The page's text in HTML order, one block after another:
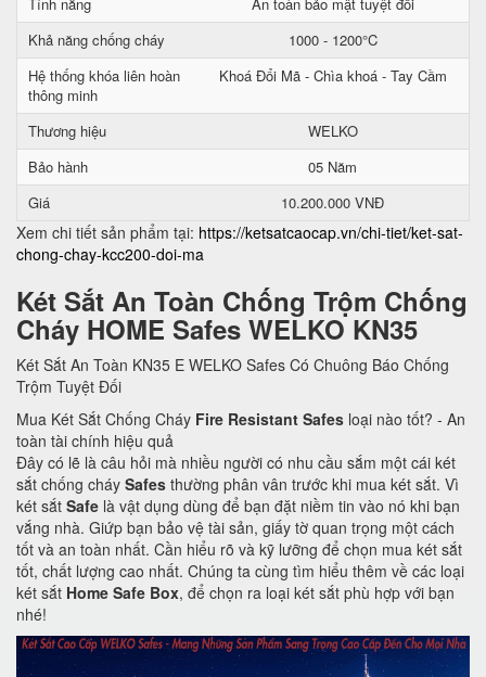
Khả năng chống cháy
1000 - 1200°C
Hệ thống khóa liên hoàn
thông minh
Khoá Đổi Mã - Chìa khoá - Tay Cầm
Thương hiệu
WELKO
Bảo hành
05 Năm
Giá
10.200.000 VNĐ
Xem chi tiết sản phẩm tại: https://ketsatcaocap.vn/chi-tiet/ket-sat-
chong-chay-kcc200-doi-ma
Két Sắt An Toàn Chống Trộm Chống
Cháy HOME Safes WELKO KN35
Két Sắt An Toàn KN35 E WELKO Safes Có Chuông Báo Chống
Trộm Tuyệt Đối
Mua Két Sắt Chống Cháy Fire Resistant Safes loại nào tốt? - An
toàn tài chính hiệu quả
Đây có lẽ là câu hỏi mà nhiều người có nhu cầu sắm một cái két
sắt chống cháy Safes thường phân vân trước khi mua két sắt. Vì
két sắt Safe là vật dụng dùng để bạn đặt niềm tin vào nó khi bạn
vắng nhà. Giứp bạn bảo vệ tài sản, giấy tờ quan trọng một cách
tốt và an toàn nhất. Cần hiểu rõ và kỹ lưỡng để chọn mua két sắt
tốt, chất lượng cao nhất. Chúng ta cùng tìm hiểu thêm về các loại
két sắt Home Safe Box, để chọn ra loại két sắt phù hợp với bạn
nhé!